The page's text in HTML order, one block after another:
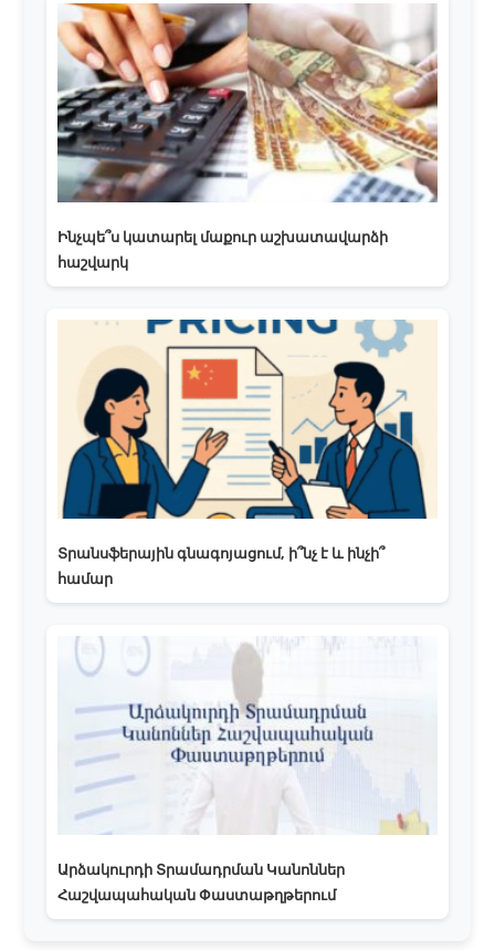
Ինչպե՞ս կատարել մաքուր աշխատավարձի
հաշվարկ
Տրանսֆերային գնագոյացում, ի՞նչ է և ինչի՞
համար
Արձակուրդի Տրամադրման Կանոններ
Հաշվապահական Փաստաթղթերում